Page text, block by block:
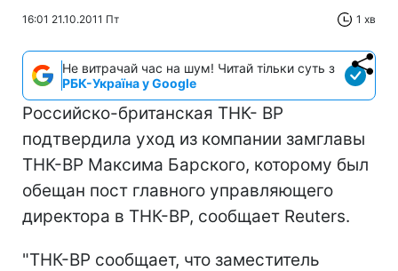
16:01 21.10.2011 Пт 1 хв
Не витрачай час на шум! Читай тільки суть з
РБК-Україна у Google
Российско-британская ТНК- ВР
подтвердила уход из компании замглавы
ТНК-ВР Максима Барского, которому был
обещан пост главного управляющего
директора в ТНК-ВР, сообщает Reuters.
"ТНК-ВР сообщает, что заместитель